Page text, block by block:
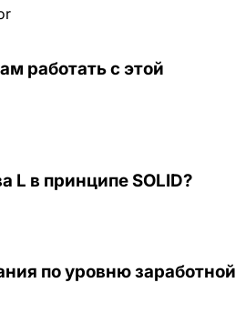
работать с этой
L в принципе SOLID?
по уровню заработной